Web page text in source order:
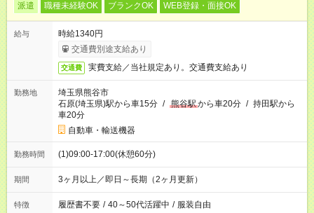
派遣 職種未経験OK ブランクOK WEB登録・面接OK
給与
時給1340円
交通費別途支給あり
交通費 実費支給／当社規定あり。交通費支給あり
勤務地
埼玉県熊谷市
石原(埼玉県)駅から車15分 / 熊谷駅から車20分 / 持田駅から
車20分
自動車・輸送機器
勤務時間 (1)09:00-17:00(休憩60分)
期間 3ヶ月以上／即日～長期（2ヶ月更新）
特徴 履歴書不要 / 40～50代活躍中 / 服装自由